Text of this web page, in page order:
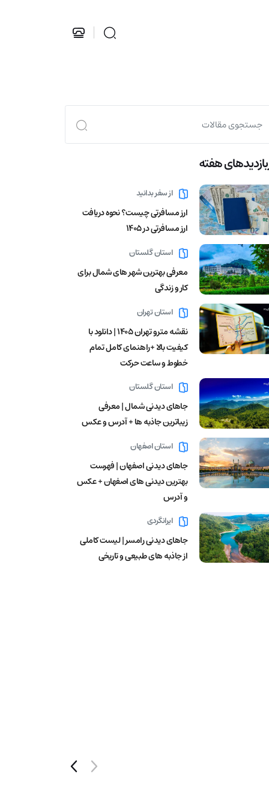
هفته
از سفر بدانید
ارز مسافرتی چیست؟ نحوه دریافت
ارز مسافرتی در 1405
استان گلستان
معرفی بهترین شهر های شمال برای
کار و زندگی
استان تهران
نقشه مترو تهران ۱۴۰۵ | دانلود با
کیفیت بالا +راهنمای کامل تمام
خطوط و ساعت حرکت
استان گلستان
جاهای دیدنی شمال | معرفی
زیباترین جاذبه ها + آدرس و عکس
استان اصفهان
جاهای دیدنی اصفهان | فهرست
بهترین دیدنی های اصفهان + عکس
و آدرس
ایرانگردی
جاهای دیدنی رامسر | لیست کاملی
از جاذبه های طبیعی و تاریخی